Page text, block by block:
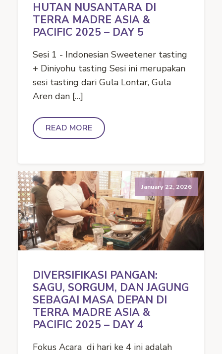
HUTAN NUSANTARA DI
TERRA MADRE ASIA &
PACIFIC 2025 – DAY 5
Sesi 1 - Indonesian Sweetener tasting
+ Diniyohu tasting Sesi ini merupakan
sesi tasting dari Gula Lontar, Gula
Aren dan […]
READ MORE
January 22, 2026
DIVERSIFIKASI PANGAN:
SAGU, SORGUM, DAN JAGUNG
SEBAGAI MASA DEPAN DI
TERRA MADRE ASIA &
PACIFIC 2025 – DAY 4
Fokus Acara di hari ke 4 ini adalah